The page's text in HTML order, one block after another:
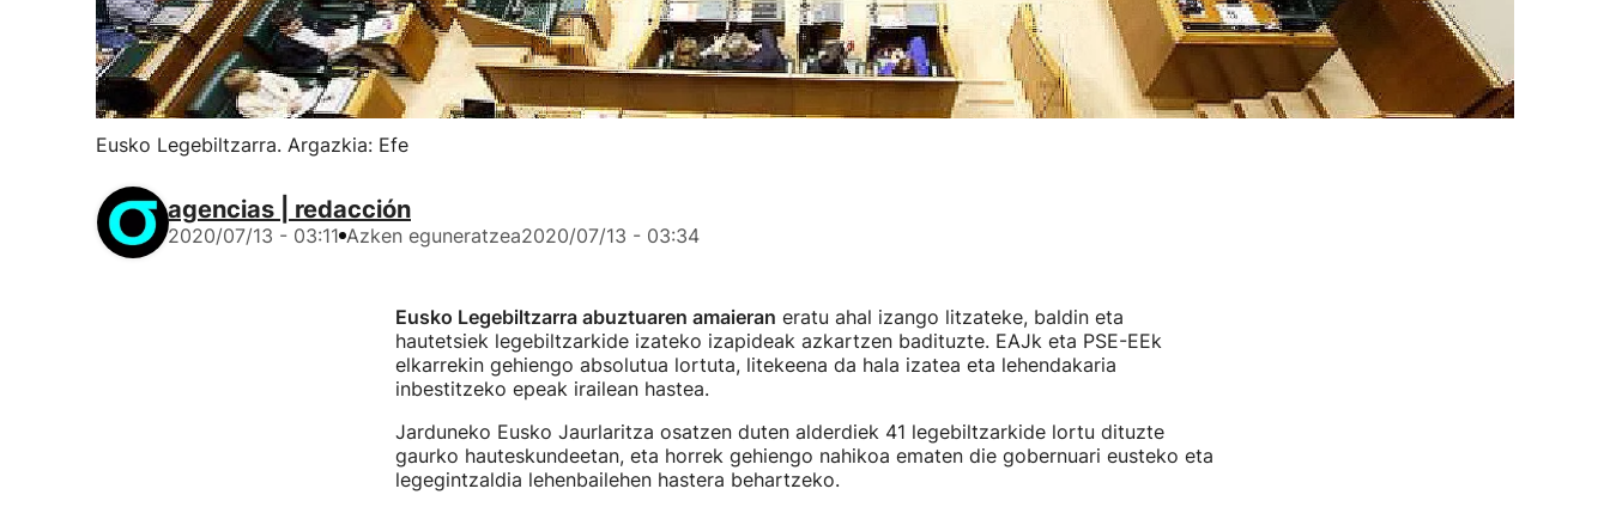
Eusko Legebiltzarra. Argazkia: Efe
agencias | redacción
2020/07/13 - 03:11 Azken eguneratzea2020/07/13 - 03:34
Eusko Legebiltzarra abuztuaren amaieran eratu ahal izango litzateke, baldin eta
hautetsiek legebiltzarkide izateko izapideak azkartzen badituzte. EAJk eta PSE-EEk
elkarrekin gehiengo absolutua lortuta, litekeena da hala izatea eta lehendakaria
inbestitzeko epeak irailean hastea.
Jarduneko Eusko Jaurlaritza osatzen duten alderdiek 41 legebiltzarkide lortu dituzte
gaurko hauteskundeetan, eta horrek gehiengo nahikoa ematen die gobernuari eusteko eta
legegintzaldia lehenbailehen hastera behartzeko.